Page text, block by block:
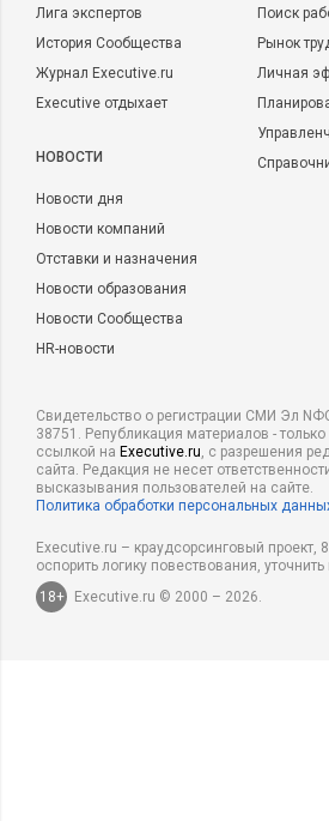
Лига экспертов
История Сообщества
Журнал Executive.ru
Executive отдыхает
НОВОСТИ
Новости дня
Новости компаний
Отставки и назначения
Новости образования
Новости Сообщества
HR-новости
Поиск
Рынок
Личная
Свидетельство о регистрации СМИ Эл
38751. Републикация материалов - только
ссылкой на Executive.ru, с разрешения
сайта. Редакция не несет
высказывания пользователей на сайте.
Политика обработки персональных
Executive.ru – краудсорсинговый
оспорить логику повествования,
18+
Executive.ru © 2000 – 2026.